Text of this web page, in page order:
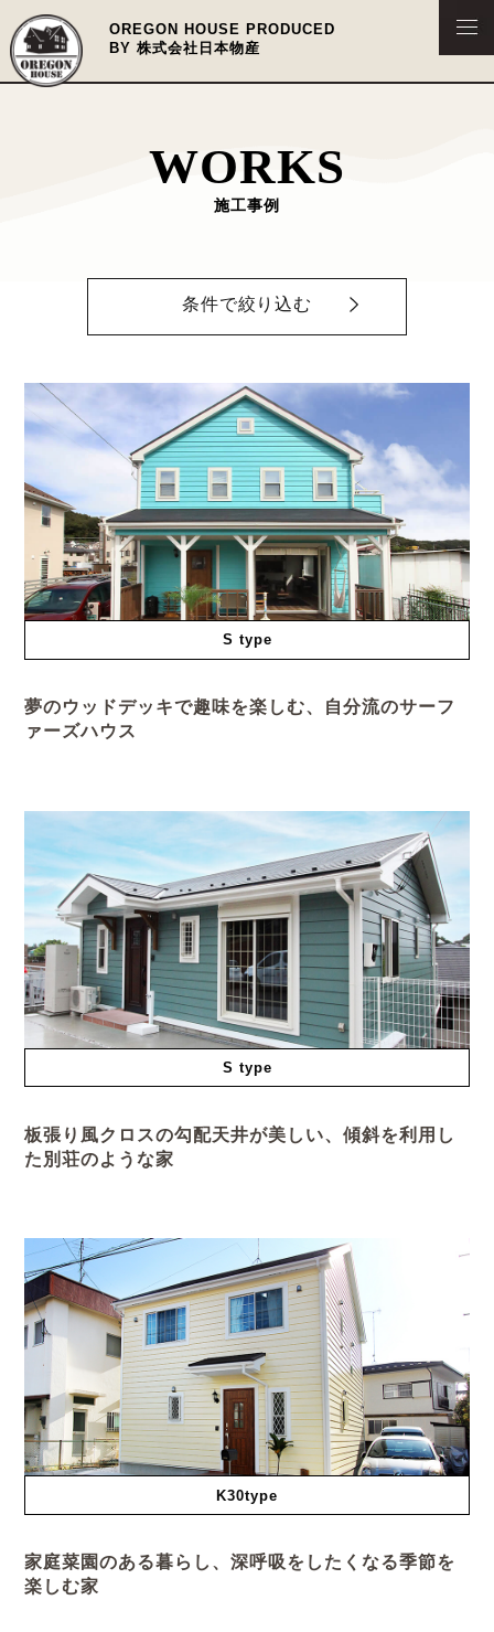
OREGON HOUSE PRODUCED
BY 株式会社日本物産
WORKS
施工事例
条件で絞り込む
S type
夢のウッドデッキで趣味を楽しむ、自分流のサーフ
ァーズハウス
S type
板張り風クロスの勾配天井が美しい、傾斜を利用し
た別荘のような家
K30type
家庭菜園のある暮らし、深呼吸をしたくなる季節を
楽しむ家